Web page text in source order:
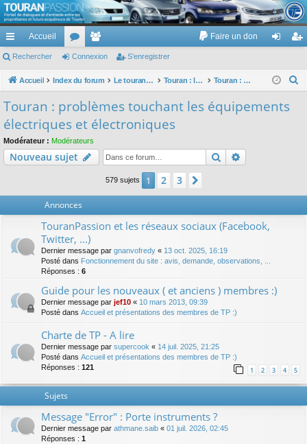
TouranPassion
Le forum des propriétaires ou futurs acquéreurs du Volkswagen Touran
cc
ès
pi
de
Accueil
or
u
e
m
es
Faire un don
ne nr
Rechercher Connexion S’enregistrer
Accueil Index du forum Le touran dans ses versions I (V1 V2 V3) et II ... Touran : les équipements électriques et électroniques Touran : problèmes touchant les équipements électriques et électroniques
r
Touran : problèmes touchant les équipements
électriques et électroniques
Modérateur : Modérateurs
Nouveau sujet Rechercher
579 sujets 1 2 3
Annonces
TouranPassion et les réseaux sociaux (Facebook,
Twitter, ...)
Dernier message par gnanvofredy « 13 oct. 2025, 16:19
Posté dans Fonctionnement du site : avis, demande, observations, ...
Réponses : 6
Guide pour les nouveaux ( et anciens ) membres :)
Dernier message par jef10 « 10 mars 2013, 09:39
Posté dans Accueil et présentations des membres de TP :)
Charte de TP - A lire
Dernier message par supercook « 14 juil. 2025, 21:25
Posté dans Accueil et présentations des membres de TP :)
Réponses : 121 1 2 3 4 5
Sujets
Message "Error" : Porte instruments ?
Dernier message par athmane.saib « 01 juil. 2026, 02:45
Réponses : 1